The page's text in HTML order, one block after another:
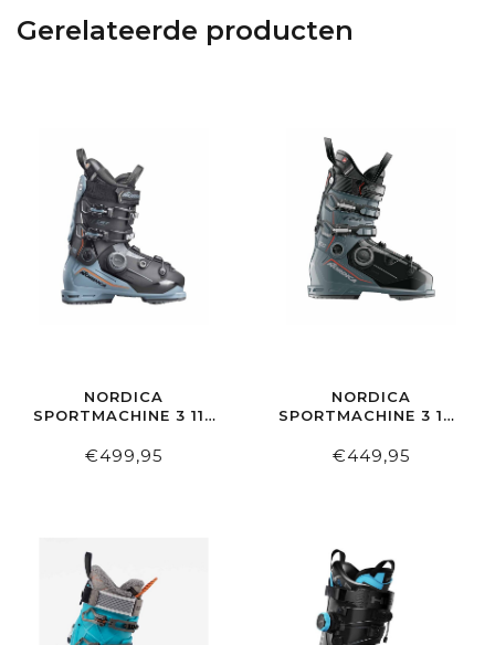
Gerelateerde producten
NORDICA
SPORTMACHINE 3 110
AVIO-RED
€499,95
NORDICA
SPORTMACHINE 3 100
AVIO-RED
€449,95